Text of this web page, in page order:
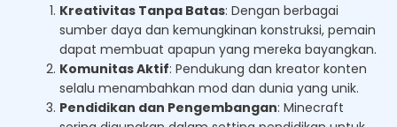
Kreativitas Tanpa Batas: Dengan berbagai
sumber daya dan kemungkinan konstruksi, pemain
dapat membuat apapun yang mereka bayangkan.
Komunitas Aktif: Pendukung dan kreator konten
selalu menambahkan mod dan dunia yang unik.
Pendidikan dan Pengembangan: Minecraft